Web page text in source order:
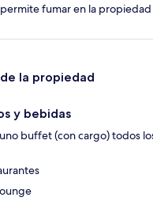
fumar en la propiedad
la propiedad
y bebidas
buffet (con cargo) todos